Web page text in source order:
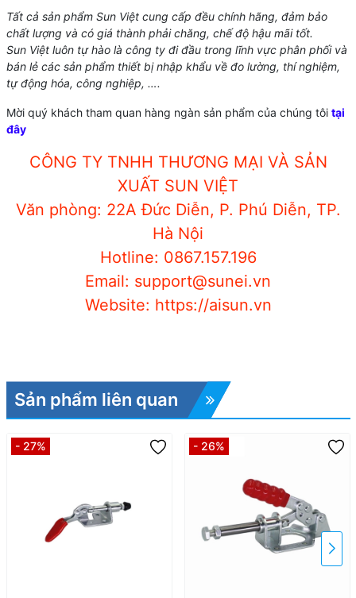
Tất cả sản phẩm Sun Việt cung cấp đều chính hãng, đảm bảo
chất lượng và có giá thành phải chăng, chế độ hậu mãi tốt.
Sun Việt luôn tự hào là công ty đi đầu trong lĩnh vực phân phối và
bán lẻ các sản phẩm thiết bị nhập khẩu về đo lường, thí nghiệm,
tự động hóa, công nghiệp, ….
Mời quý khách tham quan hàng ngàn sản phẩm của chúng tôi tại
đây
CÔNG TY TNHH THƯƠNG MẠI VÀ SẢN
XUẤT SUN VIỆT
Văn phòng: 22A Đức Diễn, P. Phú Diễn, TP.
Hà Nội
Hotline: 0867.157.196
Email: support@sunei.vn
Website: https://aisun.vn
Sản phẩm liên quan
- 27% - 26%